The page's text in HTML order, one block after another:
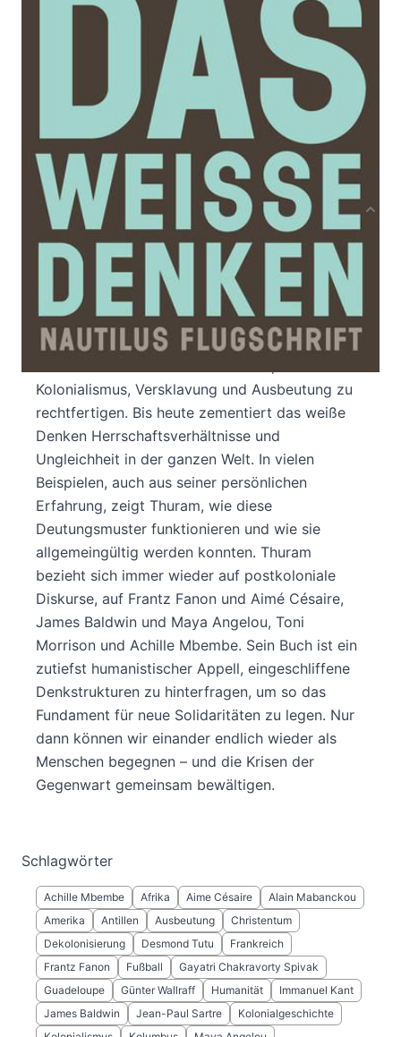
ISBN: 978-3-96054-
288-9
Bibliografische Daten
Autor:innenbeschreibung
Produktbeschreibung
Was bedeutet es, weiß zu sein? Der frühere
französische Fußballstar Lilian Thuram engagiert
sich seit langem in der antirassistischen
Bildungsarbeit. Anschaulich beschreibt er, wie
die europäischen Gesellschaften die Kategorien
Kolonialismus, Versklavung und Ausbeutung zu
rechtfertigen. Bis heute zementiert das weiße
Denken Herrschaftsverhältnisse und
Ungleichheit in der ganzen Welt. In vielen
Beispielen, auch aus seiner persönlichen
Erfahrung, zeigt Thuram, wie diese
Deutungsmuster funktionieren und wie sie
allgemeingültig werden konnten. Thuram
bezieht sich immer wieder auf postkoloniale
Diskurse, auf Frantz Fanon und Aimé Césaire,
James Baldwin und Maya Angelou, Toni
Morrison und Achille Mbembe. Sein Buch ist ein
zutiefst humanistischer Appell, eingeschliffene
Denkstrukturen zu hinterfragen, um so das
Fundament für neue Solidaritäten zu legen. Nur
dann können wir einander endlich wieder als
Menschen begegnen – und die Krisen der
Gegenwart gemeinsam bewältigen.
Schlagwörter
Achille Mbembe Afrika Aime Césaire
Alain Mabanckou
Amerika
Antillen Ausbeutung
Christentum
Dekolonisierung
Desmond Tutu
Frankreich
Frantz Fanon
Fußball
Gayatri Chakravorty Spivak
Guadeloupe
Günter Wallraff Humanität
Immanuel Kant
James Baldwin
Jean-Paul Sartre
Kolonialgeschichte